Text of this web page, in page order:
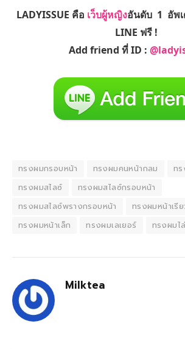
LADYISSUE คือ เว็บผู้หญิงอันดับ 1 อัพเ
LINE ฟรี !
Add friend ที่ ID :
ทรงผมกรอบหน้า ทรงผมคนหน้ากลม
ท
ทรงผมสไลซ์
ทรงผมสไลซ์กรอบหน้า
ทรงผมสไลซ์พรางกรอบหน้า
ทรงผมหน้าเรี
ทรงผมหน้าเล็ก
ทรงผมเลเยอร์ ทรงผมไ
Milktea